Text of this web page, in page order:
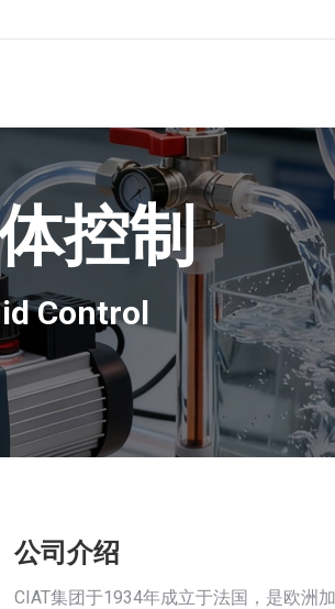
控制
Control
公司介绍
CIAT集团于1934年成立于法国，是欧洲